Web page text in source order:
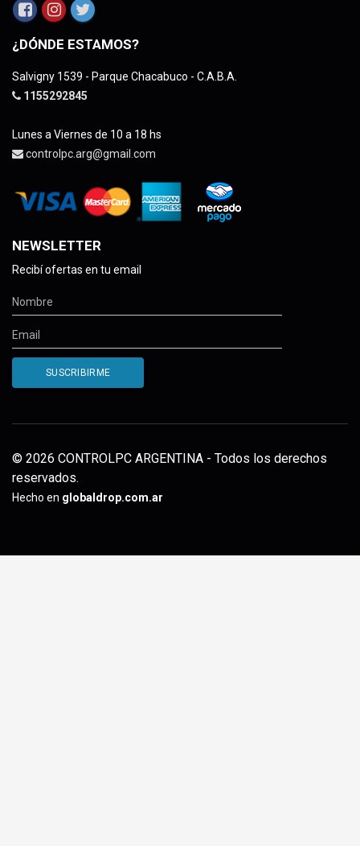
¿DÓNDE ESTAMOS?
Salvigny 1539 - Parque Chacabuco - C.A.B.A.
1155292845
Lunes a Viernes de 10 a 18 hs
controlpc.arg@gmail.com
NEWSLETTER
Recibí ofertas en tu email
© 2026 CONTROLPC ARGENTINA - Todos los derechos
reservados.
Hecho en globaldrop.com.ar